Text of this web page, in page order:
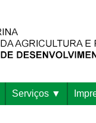
Serviços